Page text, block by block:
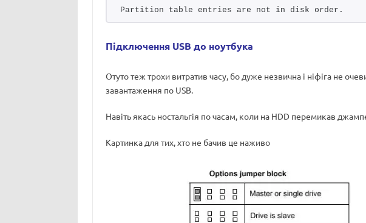
Partition table entries are not in disk order.
Підключення USB до ноутбука
Отуто теж трохи витратив часу, бо дуже незвична і ніфіга не
завантаження по USB.
Навіть якась ностальгія по часам, коли на HDD перемикав
Картинка для тих, хто не бачив це наживо